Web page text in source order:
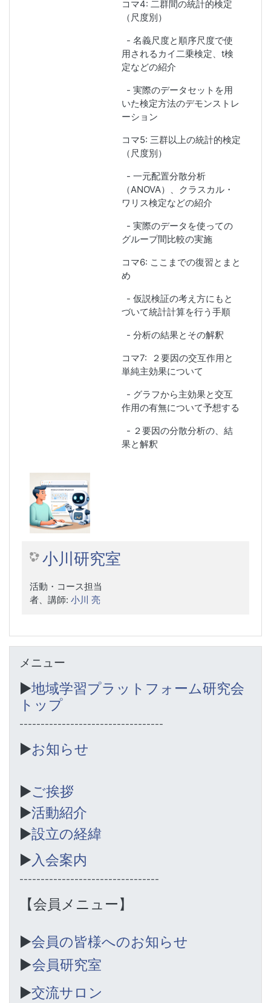
コマ4: 二群間の統計的検定
（尺度別）
- 名義尺度と順序尺度で使
用されるカイ二乗検定、t検
定などの紹介
- 実際のデータセットを用
いた検定方法のデモンストレ
ーション
コマ5: 三群以上の統計的検定
（尺度別）
- 一元配置分散分析
（ANOVA）、クラスカル・
ワリス検定などの紹介
- 実際のデータを使っての
グループ間比較の実施
コマ6: ここまでの復習とまと
め
- 仮説検証の考え方にもと
づいて統計計算を行う手順
- 分析の結果とその解釈
コマ7:
２要因の交互作用と
単純主効果について
- グラフから主効果と交互
作用の有無について予想する
- ２要因の分散分析の、結
果と解釈
小川研究室
活動・コース担当
者、講師: 小川 亮
メニュー
▶︎地域学習プラットフォーム研究会
トップ
----------------------------------
▶︎お知らせ
▶︎ご挨拶
▶︎活動紹介
▶︎設立の経緯
▶︎入会案内
---------------------------------
【会員メニュー】
▶︎会員の皆様へのお知らせ
▶︎会員研究室
▶︎交流サロン